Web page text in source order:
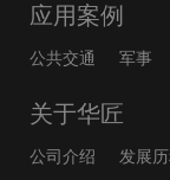
应用案例
公共交通 军事
关于华匠
公司介绍 发展